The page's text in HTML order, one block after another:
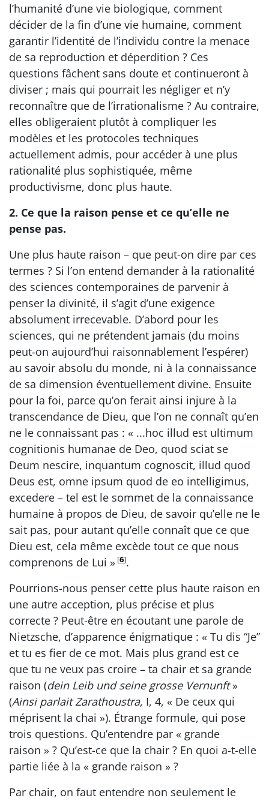
l’humanité d’une vie biologique, comment
décider de la fin d’une vie humaine, comment
garantir l’identité de l’individu contre la menace
de sa reproduction et déperdition ? Ces
questions fâchent sans doute et continueront à
diviser ; mais qui pourrait les négliger et n’y
reconnaître que de l’irrationalisme ? Au contraire,
elles obligeraient plutôt à compliquer les
modèles et les protocoles techniques
actuellement admis, pour accéder à une plus
rationalité plus sophistiquée, même
productivisme, donc plus haute.
2. Ce que la raison pense et ce qu’elle ne
pense pas.
Une plus haute raison – que peut-on dire par ces
termes ? Si l’on entend demander à la rationalité
des sciences contemporaines de parvenir à
penser la divinité, il s’agit d’une exigence
absolument irrecevable. D’abord pour les
sciences, qui ne prétendent jamais (du moins
peut-on aujourd’hui raisonnablement l’espérer)
au savoir absolu du monde, ni à la connaissance
de sa dimension éventuellement divine. Ensuite
pour la foi, parce qu’on ferait ainsi injure à la
transcendance de Dieu, que l’on ne connaît qu’en
ne le connaissant pas : « ...hoc illud est ultimum
cognitionis humanae de Deo, quod sciat se
Deum nescire, inquantum cognoscit, illud quod
Deus est, omne ipsum quod de eo intelligimus,
excedere – tel est le sommet de la connaissance
humaine à propos de Dieu, de savoir qu’elle ne le
sait pas, pour autant qu’elle connaît que ce que
Dieu est, cela même excède tout ce que nous
comprenons de Lui » [6].
Pourrions-nous penser cette plus haute raison en
une autre acception, plus précise et plus
correcte ? Peut-être en écoutant une parole de
Nietzsche, d’apparence énigmatique : « Tu dis “Je”
et tu es fier de ce mot. Mais plus grand est ce
que tu ne veux pas croire – ta chair et sa grande
raison (dein Leib und seine grosse Vernunft»
(Ainsi parlait Zarathoustra, I, 4, « De ceux qui
méprisent la chai »). Étrange formule, qui pose
trois questions. Qu’entendre par « grande
raison » ? Qu’est-ce que la chair ? En quoi a-t-elle
partie liée à la « grande raison » ?
Par chair, on faut entendre non seulement le